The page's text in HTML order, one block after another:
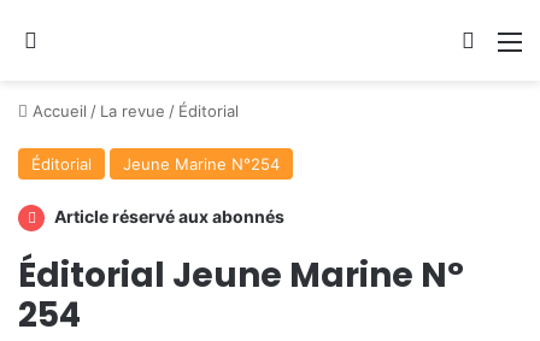
Accueil / La revue / Éditorial
Éditorial Jeune Marine N°254
Article réservé aux abonnés
Éditorial Jeune Marine N°
254